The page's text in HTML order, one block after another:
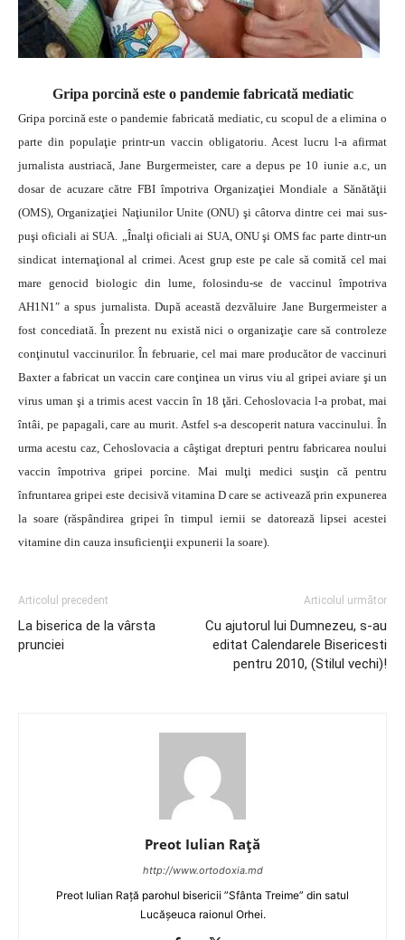
Gripa porcină este o pandemie fabricată mediatic
Gripa porcină este o pandemie fabricată mediatic, cu scopul de a elimina o
parte din populaţie printr-un vaccin obligatoriu. Acest lucru l-a afirmat
jurnalista austriacă, Jane Burgermeister, care a depus pe 10 iunie a.c, un
dosar de acuzare către FBI împotriva Organizaţiei Mondiale a Sănătăţii
(OMS), Organizaţiei Naţiunilor Unite (ONU) şi câtorva dintre cei mai sus-
puşi oficiali ai SUA. „Înalţi oficiali ai SUA, ONU şi OMS fac parte dintr-un
sindicat internaţional al crimei. Acest grup este pe cale să comită cel mai
mare genocid biologic din lume, folosindu-se de vaccinul împotriva
AH1N1″ a spus jurnalista. După această dezvăluire Jane Burgermeister a
fost concediată. În prezent nu există nici o organizaţie care să controleze
conţinutul vaccinurilor. În februarie, cel mai mare producător de vaccinuri
Baxter a fabricat un vaccin care conţinea un virus viu al gripei aviare şi un
virus uman şi a trimis acest vaccin în 18 ţări. Cehoslovacia l-a probat, mai
întâi, pe papagali, care au murit. Astfel s-a descoperit natura vaccinului. În
urma acestu caz, Cehoslovacia a câştigat drepturi pentru fabricarea noului
vaccin împotriva gripei porcine. Mai mulţi medici susţin că pentru
înfruntarea gripei este decisivă vitamina D care se activează prin expunerea
la soare (răspândirea gripei în timpul iernii se datorează lipsei acestei
vitamine din cauza insuficienţii expunerii la soare).
Articolul precedent
La biserica de la vârsta
prunciei
Articolul următor
Cu ajutorul lui Dumnezeu, s-au
editat Calendarele Bisericesti
pentru 2010, (Stilul vechi)!
Preot Iulian Raţă
http://www.ortodoxia.md
Preot Iulian Rață parohul bisericii ”Sfânta Treime” din satul
Lucășeuca raionul Orhei.